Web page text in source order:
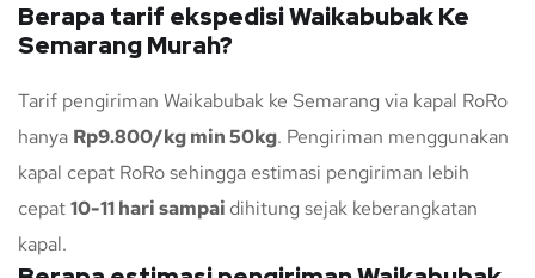
Berapa tarif ekspedisi Waikabubak Ke
Semarang Murah?
Tarif pengiriman Waikabubak ke Semarang via kapal RoRo
hanya Rp9.800/kg min 50kg. Pengiriman menggunakan
kapal cepat RoRo sehingga estimasi pengiriman lebih
cepat10-11 hari sampai dihitung sejak keberangkatan
kapal.